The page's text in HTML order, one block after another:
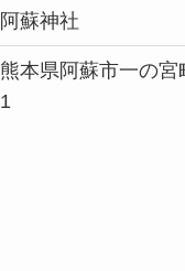
阿蘇神社
熊本県阿蘇市一の宮
1